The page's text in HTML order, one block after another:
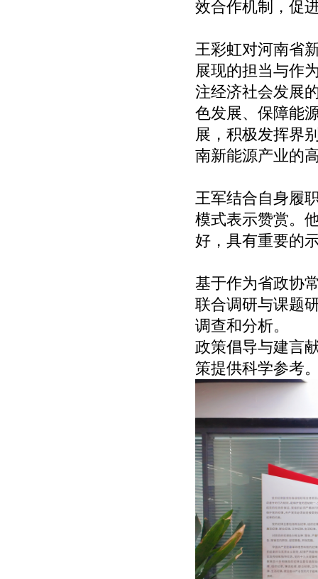
效合作机制，促
王彩虹对河南省
展现的担当与作
注经济社会发展
色发展、保障能
展，积极发挥界
南新能源产业的
王军结合自身履
模式表示赞赏。
好，具有重要的
基于作为省政协
联合调研与课题
调查和分析。
政策倡导与建言
策提供科学参考